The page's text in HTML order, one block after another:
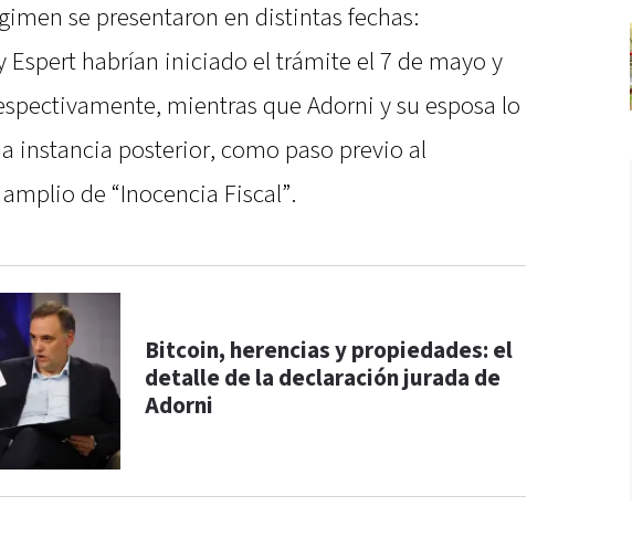
se presentaron en distintas fechas:
Espert habrían iniciado el trámite el 7 de mayo y
mientras que Adorni y su esposa lo
instancia posterior, como paso previo al
de “Inocencia Fiscal”.
Bitcoin, herencias y propiedades: el
detalle de la declaración jurada de
Adorni